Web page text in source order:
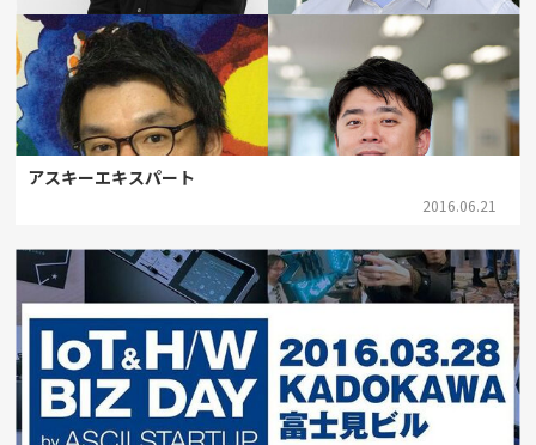
アスキーエキスパート
2016.06.21